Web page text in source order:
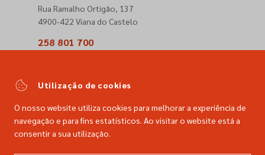
Rua Ramalho Ortigão, 137
4900-422 Viana do Castelo
258 801 700
comercial@dimacer.com
Utilização de cookies
O nosso website utiliza cookies para melhorar a experiência de
navegação e para fins estatísticos. Ao visitar o website está a
consentir a sua utilização.